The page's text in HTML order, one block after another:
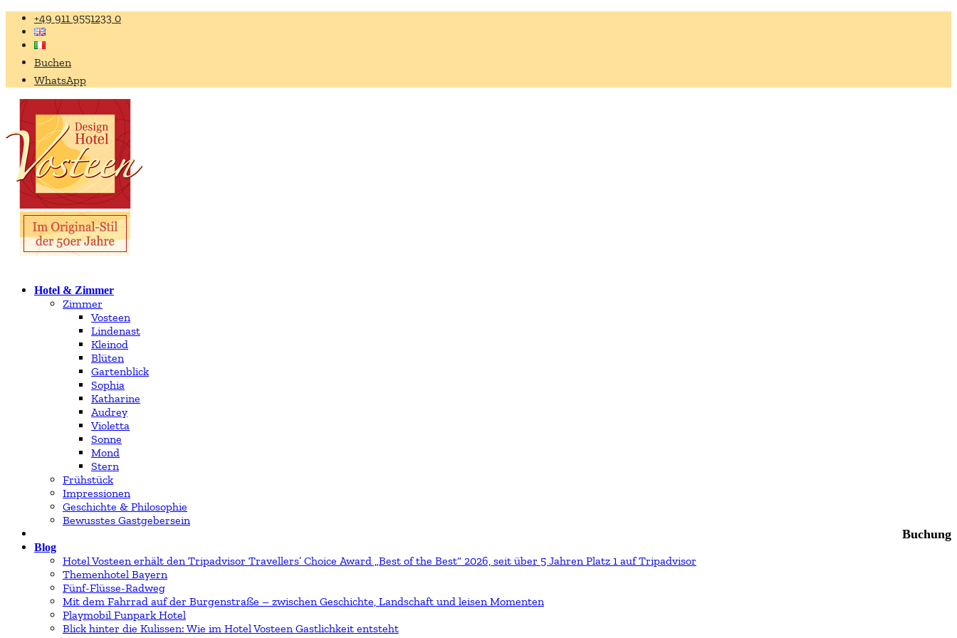
+49 911 9551233 0
Buchen
WhatsApp
Hotel & Zimmer
Zimmer
Vosteen
Lindenast
Kleinod
Blüten
Gartenblick
Sophia
Katharine
Audrey
Violetta
Sonne
Mond
Stern
Frühstück
Impressionen
Geschichte & Philosophie
Bewusstes Gastgebersein
Buchung
Blog
Hotel Vosteen erhält den Tripadvisor Travellers’ Choice Award „Best of the Best“ 2026, seit über 5 Jahren Platz 1 auf Tripadvisor
Themenhotel Bayern
Fünf-Flüsse-Radweg
Mit dem Fahrrad auf der Burgenstraße – zwischen Geschichte, Landschaft und leisen Momenten
Playmobil Funpark Hotel
Blick hinter die Kulissen: Wie im Hotel Vosteen Gastlichkeit entsteht